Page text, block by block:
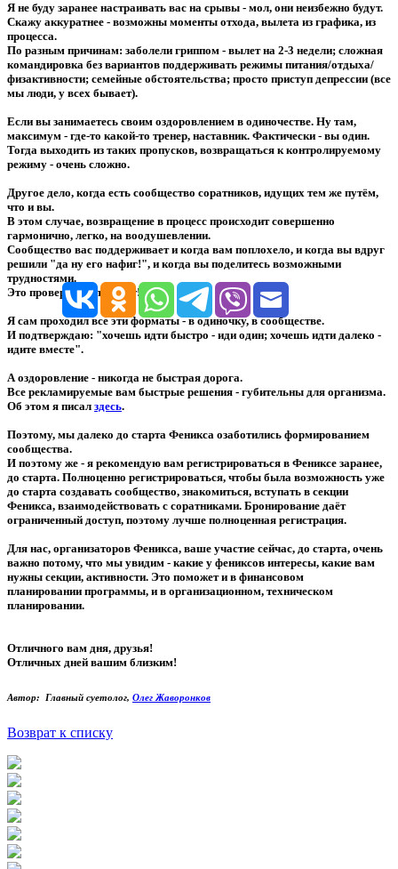
Я не буду заранее настраивать вас на срывы - мол, они неизбежно будут.
Скажу аккуратнее - возможны моменты отхода, вылета из графика, из
процесса.
По разным причинам: заболели гриппом - вылет на 2-3 недели; сложная
командировка без вариантов поддерживать режимы питания/отдыха/
физактивности; семейные обстоятельства; просто приступ депрессии (все
мы люди, у всех бывает).
Если вы занимаетесь своим оздоровлением в одиночестве. Ну там,
максимум - где-то какой-то тренер, наставник. Фактически - вы один.
Тогда выходить из таких пропусков, возвращаться к контролируемому
режиму - очень сложно.
Другое дело, когда есть сообщество соратников, идущих тем же путём,
что и вы.
В этом случае, возвращение в процесс происходит совершенно
гармонично, легко, на воодушевлении.
Сообщество вас поддерживает и когда вам поплохело, и когда вы вдруг
решили "да ну его нафиг!", и когда вы поделитесь возможными
трудностями.
Это проверено. Это факт!
Я сам проходил все эти форматы - в одиночку, в сообществе.
И подтверждаю: "хочешь идти быстро - иди один; хочешь идти далеко -
идите вместе".
А оздоровление - никогда не быстрая дорога.
Все рекламируемые вам быстрые решения - губительны для организма.
Об этом я писал здесь.
Поэтому, мы далеко до старта Феникса озаботились формированием
сообщества.
И поэтому же - я рекомендую вам регистрироваться в Фениксе заранее,
до старта. Полноценно регистрироваться, чтобы была возможность уже
до старта создавать сообщество, знакомиться, вступать в секции
Феникса, взаимодействовать с соратниками. Бронирование даёт
ограниченный доступ, поэтому лучше полноценная регистрация.
Для нас, организаторов Феникса, ваше участие сейчас, до старта, очень
важно потому, что мы увидим - какие у фениксов интересы, какие вам
нужны секции, активности. Это поможет и в финансовом
планировании программы, и в организационном, техническом
планировании.
Отличного вам дня, друзья!
Отличных дней вашим близким!
Автор: Главный суетолог, Олег Жаворонков
Возврат к списку